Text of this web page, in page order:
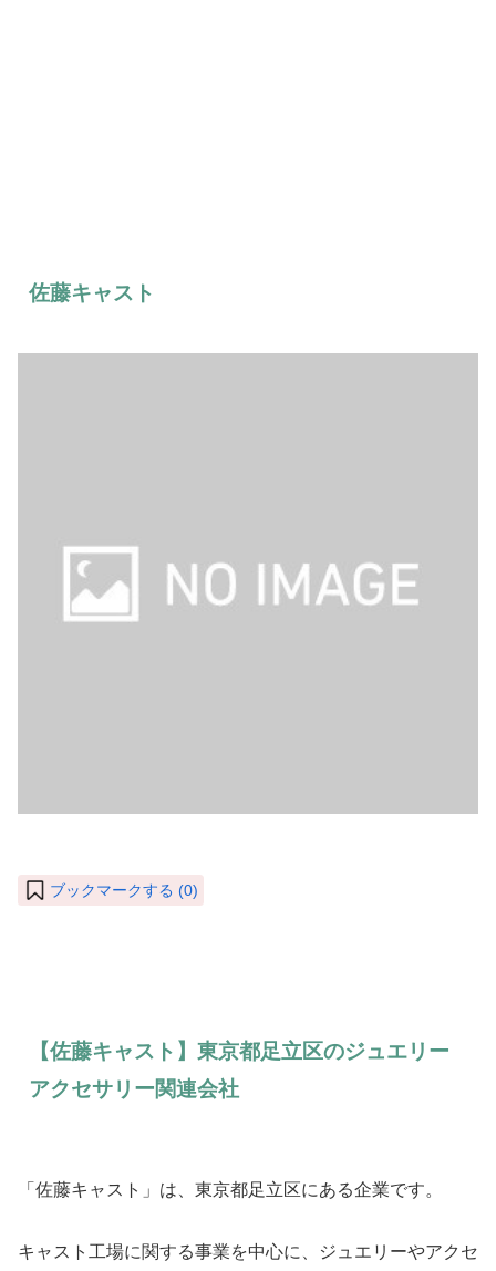
佐藤キャスト
ブックマークする (0)
【佐藤キャスト】東京都足立区のジュエリー
アクセサリー関連会社
「佐藤キャスト」は、東京都足立区にある企業です。
キャスト工場に関する事業を中心に、ジュエリーやアクセ